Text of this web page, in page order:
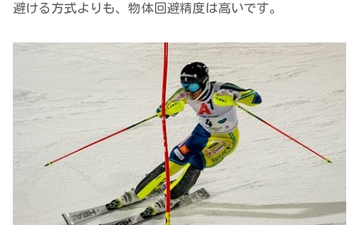
避ける方式よりも、物体回避精度は高いです。